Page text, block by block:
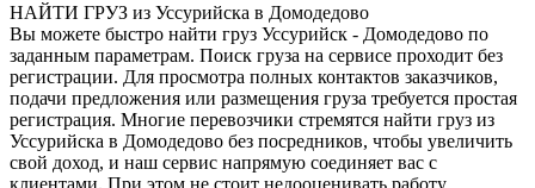
НАЙТИ ГРУЗ из Уссурийска в Домодедово
Вы можете быстро найти груз Уссурийск - Домодедово по
заданным параметрам. Поиск груза на сервисе проходит без
регистрации. Для просмотра полных контактов заказчиков,
подачи предложения или размещения груза требуется простая
регистрация. Многие перевозчики стремятся найти груз из
Уссурийска в Домодедово без посредников, чтобы увеличить
свой доход, и наш сервис напрямую соединяет вас с
клиентами. При этом не стоит недооценивать работу